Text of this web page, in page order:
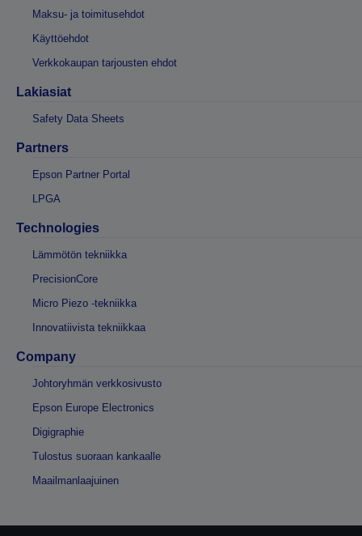
Maksu- ja toimitusehdot
Käyttöehdot
Verkkokaupan tarjousten ehdot
Lakiasiat
Safety Data Sheets
Partners
Epson Partner Portal
LPGA
Technologies
Lämmötön tekniikka
PrecisionCore
Micro Piezo -tekniikka
Innovatiivista tekniikkaa
Company
Johtoryhmän verkkosivusto
Epson Europe Electronics
Digigraphie
Tulostus suoraan kankaalle
Maailmanlaajuinen